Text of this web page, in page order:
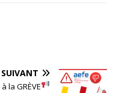
SUIVANT
la GRÈVE